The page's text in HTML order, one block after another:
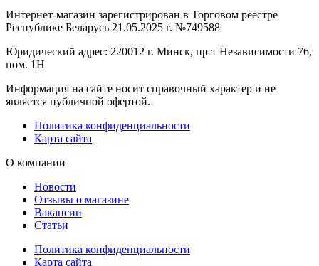
Интернет-магазин зарегистрирован в Торговом реестре
Республике Беларусь 21.05.2025 г. №749588
Юридический адрес: 220012 г. Минск, пр-т Независимости 76,
пом. 1Н
Информация на сайте носит справочный характер и не
является публичной офертой.
Политика конфиденциальности
Карта сайта
О компании
Новости
Отзывы о магазине
Вакансии
Статьи
Политика конфиденциальности
Карта сайта